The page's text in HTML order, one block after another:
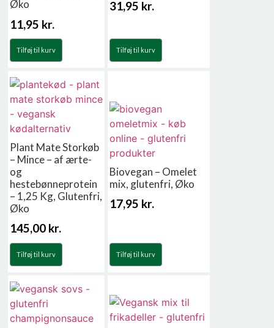
Øko
11,95 kr.
Tilføj til kurv
31,95 kr.
Tilføj til kurv
Plant Mate Storkøb
– Mince – af ærte-
og
hestebønneprotein
– 1,25 Kg, Glutenfri,
Øko
145,00 kr.
Tilføj til kurv
Biovegan – Omelet
mix, glutenfri, Øko
17,95 kr.
Tilføj til kurv